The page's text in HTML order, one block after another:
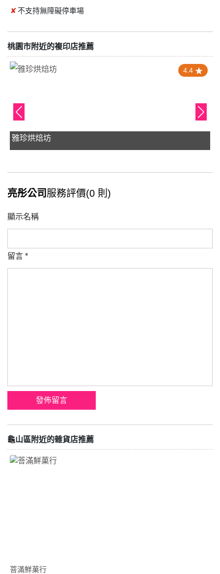
不支持無障礙停車場
桃園市附近的複印店推薦
4.4
雅珍烘焙坊
亮彤公司 服務評價(0 則)
顯示名稱
留言 *
龜山區附近的雜貨店推薦
菩滿鮮菓行